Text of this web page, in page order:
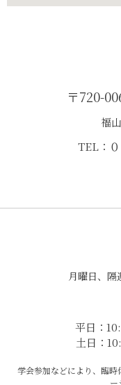
〒720-
福
TEL：
月曜日、隔
平日：
土日：
学会参加などにより、臨
ー